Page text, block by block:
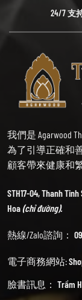
24/7 支
我們是 Agarwood
為了引導正確和善
顧客帶來健康和
STH17-04, Thanh
Hoa(chỉ đường).
熱線/Zalo諮詢：
電子商務網站:
臉書訊息： Trầm